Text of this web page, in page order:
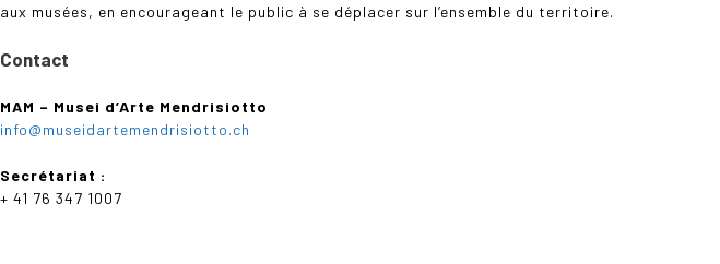
aux musées, en encourageant le public à se déplacer sur l’ensemble du territoire.
Contact
MAM – Musei d’Arte Mendrisiotto
info@museidartemendrisiotto.ch
Secrétariat :
+ 41 76 347 1007